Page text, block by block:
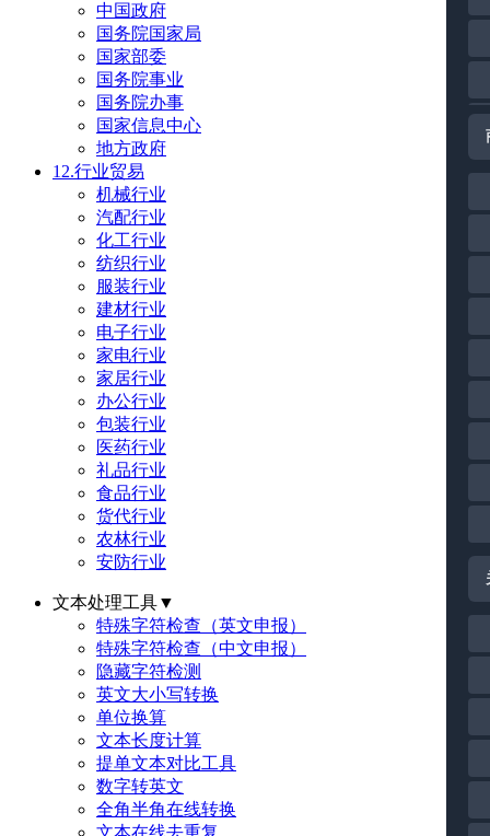
中国政府
国务院国家局
国家部委
国务院事业
国务院办事
国家信息中心
地方政府
12.行业贸易
机械行业
汽配行业
化工行业
纺织行业
服装行业
建材行业
电子行业
家电行业
家居行业
办公行业
包装行业
医药行业
礼品行业
食品行业
货代行业
农林行业
安防行业
文本处理工具▼
特殊字符检查（英文申报）
特殊字符检查（中文申报）
隐藏字符检测
英文大小写转换
单位换算
文本长度计算
提单文本对比工具
数字转英文
全角半角在线转换
文本在线去重复